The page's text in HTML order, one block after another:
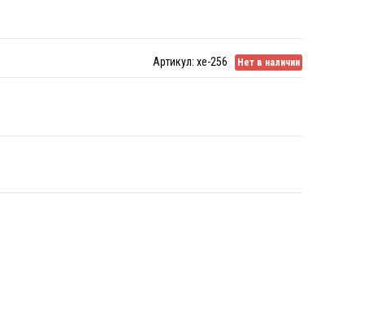
Нет в наличии
Артикул: xe-256